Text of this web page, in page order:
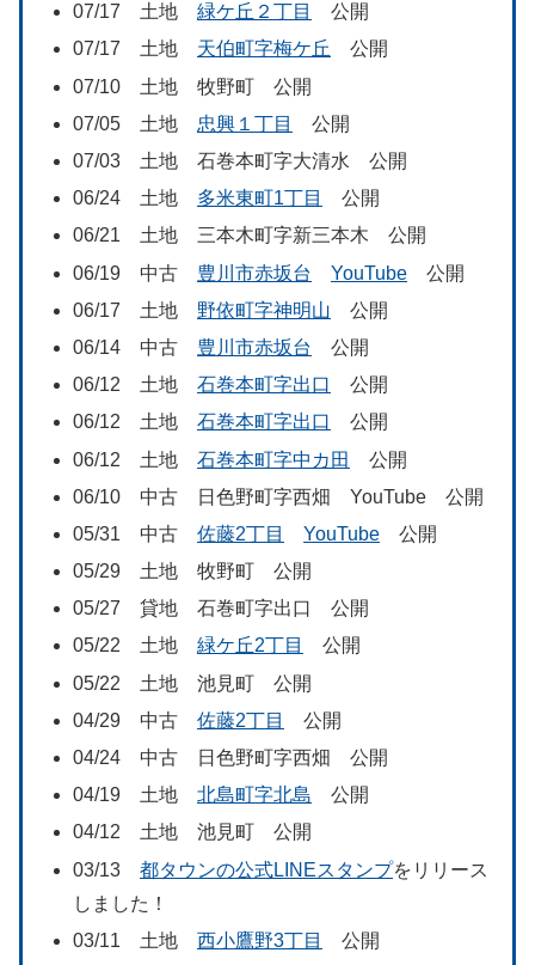
07/17 土地 緑ケ丘２丁目
公開
07/17 土地 天伯町字梅ケ丘
公開
07/10 土地 牧野町 公開
07/05 土地 忠興１丁目
公開
07/03 土地 石巻本町字大清水 公開
06/24 土地 多米東町1丁目
公開
06/21 土地 三本木町字新三本木 公開
06/19 中古 豊川市赤坂台 YouTube公開
06/17 土地 野依町字神明山 公開
06/14 中古 豊川市赤坂台
公開
06/12 土地 石巻本町字出口
公開
06/12 土地 石巻本町字出口
公開
06/12 土地 石巻本町字中カ田
公開
06/10 中古 日色野町字西畑 YouTube 公開
05/31 中古 佐藤2丁目 YouTube公開
05/29 土地 牧野町 公開
05/27 貸地 石巻町字出口 公開
05/22 土地 緑ケ丘2丁目
公開
05/22 土地 池見町 公開
04/29 中古 佐藤2丁目
公開
04/24 中古 日色野町字西畑 公開
04/19 土地 北島町字北島 公開
04/12 土地 池見町 公開
03/13 都タウンの公式LINEスタンプをリリース
しました！
03/11 土地 西小鷹野3丁目
公開